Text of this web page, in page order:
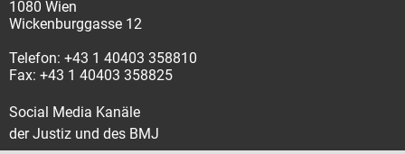
1080 Wien
Wickenburggasse 12
Telefon: +43 1 40403 358810
Fax: +43 1 40403 358825
Social Media Kanäle
der Justiz und des BMJ